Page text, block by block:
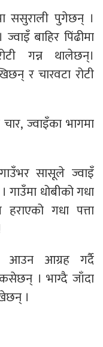
ससुराली पुगेछन् ।
बाहिर पिंढीमा
गन्न थालेछन्।
र चारवटा रोटी
ज्वाइँका भागमा
सासूले ज्वाइँ
गाउँमा धोबीको गधा
गधा पत्ता
आउन आग्रह गर्दै
। भाग्दै जाँदा
।